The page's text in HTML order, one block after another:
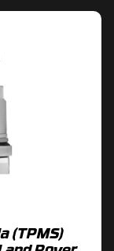
(TPMS)